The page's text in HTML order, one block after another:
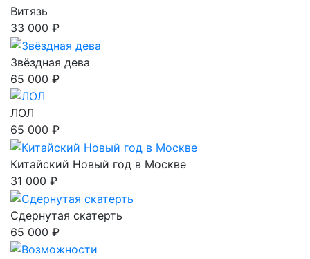
Витязь
33 000 ₽
Звёздная дева
65 000 ₽
ЛОЛ
65 000 ₽
Китайский Новый год в Москве
31 000 ₽
Сдернутая скатерть
65 000 ₽